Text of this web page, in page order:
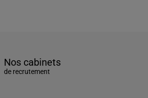
Nos cabinets
de recrutement